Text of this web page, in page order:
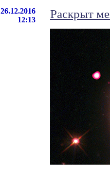
26.12.2016
12:13
Раскрыт